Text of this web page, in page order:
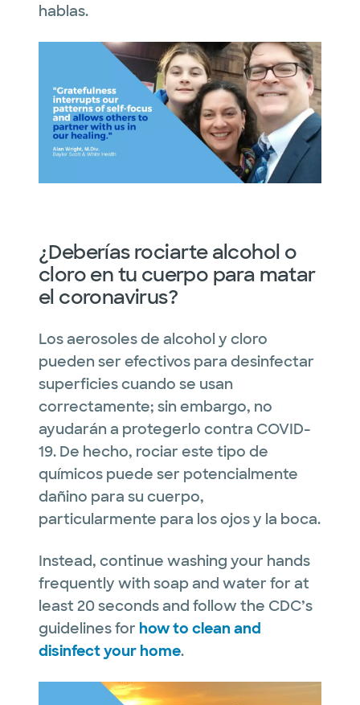
hablas.
¿Deberías rociarte alcohol o
cloro en tu cuerpo para matar
el coronavirus?
Los aerosoles de alcohol y cloro
pueden ser efectivos para desinfectar
superficies cuando se usan
correctamente; sin embargo, no
ayudarán a protegerlo contra COVID-
19. De hecho, rociar este tipo de
químicos puede ser potencialmente
dañino para su cuerpo,
particularmente para los ojos y la boca.
Instead, continue washing your hands
frequently with soap and water for at
least 20 seconds and follow the CDC’s
guidelines for how to clean and
disinfect your home.